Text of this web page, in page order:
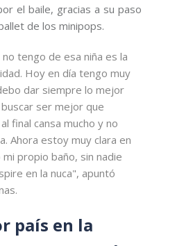
el baile, gracias a su paso
de los minipops.
tengo de esa niña es la
Hoy en día tengo muy
dar siempre lo mejor
ser mejor que
final cansa mucho y no
Ahora estoy muy clara en
propio baño, sin nadie
en la nuca", apuntó
país en la